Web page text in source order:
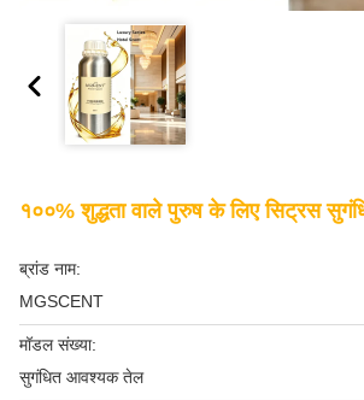
१००% शुद्धता वाले पुरुष के लिए सिट्रस
ब्रांड नाम:
MGSCENT
मॉडल संख्या:
सुगंधित आवश्यक तेल